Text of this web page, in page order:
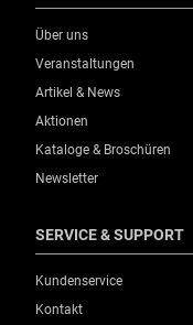
Über uns
Veranstaltungen
Artikel & News
Aktionen
Kataloge & Broschüren
Newsletter
SERVICE & SUPPORT
Kundenservice
Kontakt